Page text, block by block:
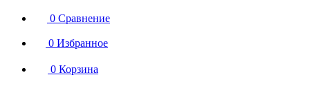
0 Сравнение
0 Избранное
0 Корзина